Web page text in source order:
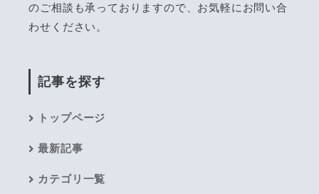
のご相談も承っておりますので、お気軽にお問い合
わせください。
記事を探す
トップページ
最新記事
カテゴリ一覧